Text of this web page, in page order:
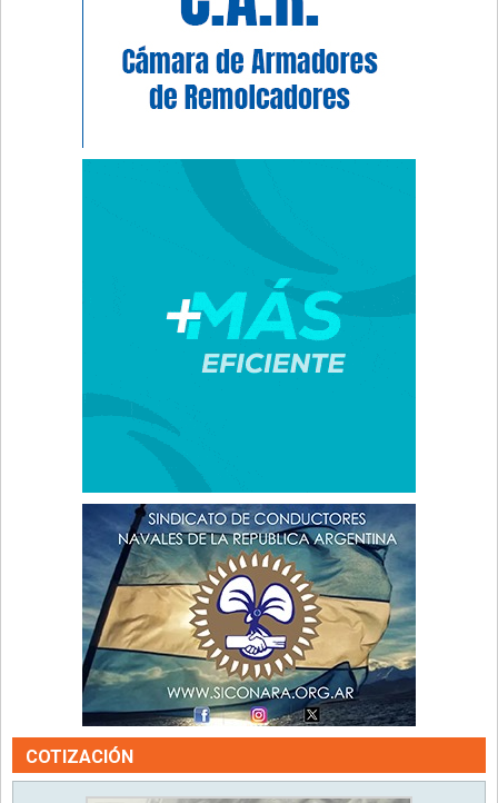
COTIZACIÓN